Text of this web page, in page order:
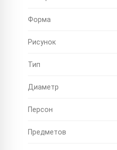
Форма
Рисунок
Тип
Диаметр
Персон
Предметов